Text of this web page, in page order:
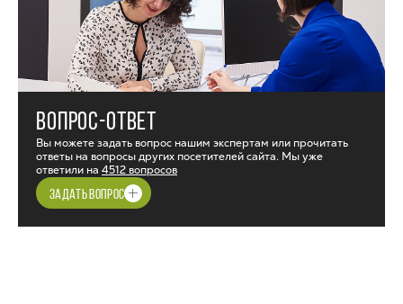
ВОПРОС-ОТВЕТ
Вы можете задать вопрос нашим экспертам или прочитать
ответы на вопросы других посетителей сайта. Мы уже
ответили на 4512 вопросов
ЗАДАТЬ ВОПРОС